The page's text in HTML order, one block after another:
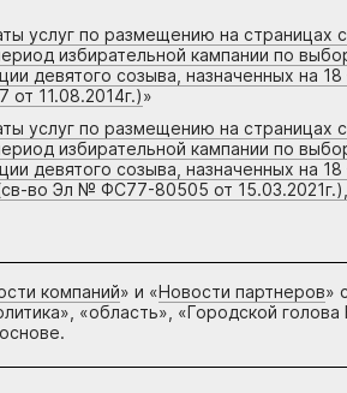
услуг по размещению на страницах
избирательной кампании по
девятого созыва, назначенных на
11.08.2014г.)»
услуг по размещению на страницах
избирательной кампании по
девятого созыва, назначенных на
во Эл № ФС77-80505 от
компаний» и «Новости партнеров»
«область», «Городской голова